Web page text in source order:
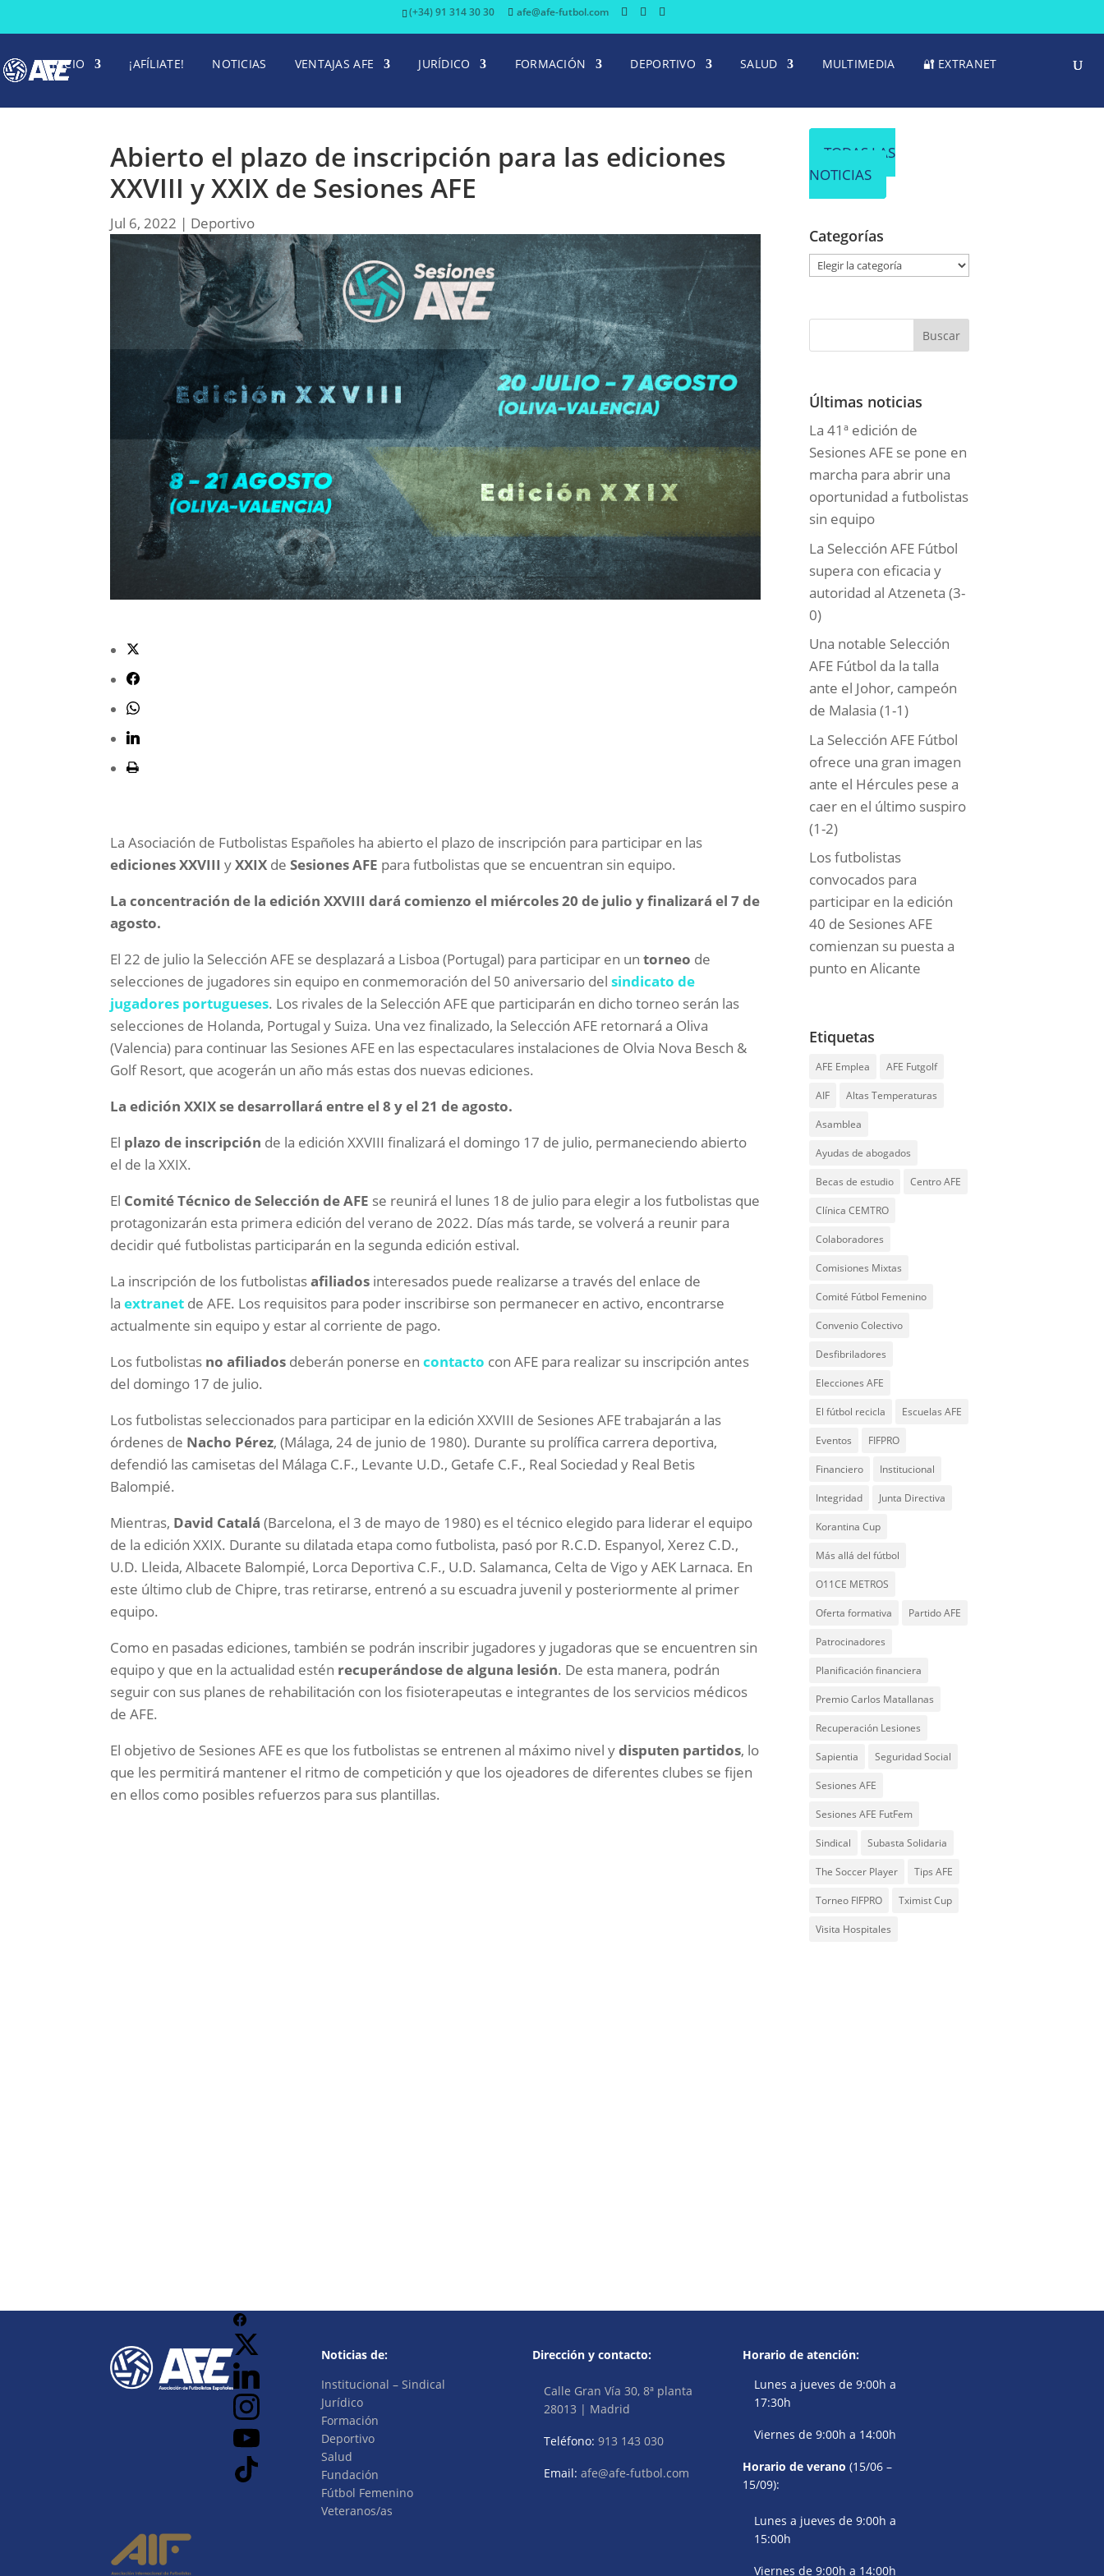
(+34) 91 314 30 30 afe@afe-futbol.com
INICIO ¡AFÍLIATE! NOTICIAS VENTAJAS AFE JURÍDICO FORMACIÓN DEPORTIVO SALUD MULTIMEDIA 🔐 EXTRANET
Abierto el plazo de inscripción para las ediciones
XXVIII y XXIX de Sesiones AFE
Jul 6, 2022 | Deportivo
La Asociación de Futbolistas Españoles ha abierto el plazo de inscripción para participar en las
ediciones XXVIII yXXIX deSesiones AFE para futbolistas que se encuentran sin equipo.
La concentración de la edición XXVIII dará comienzo el miércoles 20 de julio y finalizará el 7 de
agosto.
El 22 de julio la Selección AFE se desplazará a Lisboa (Portugal) para participar en untorneo de
selecciones de jugadores sin equipo en conmemoración del 50 aniversario delsindicato de
jugadores portugueses. Los rivales de la Selección AFE que participarán en dicho torneo serán las
selecciones de Holanda, Portugal y Suiza. Una vez finalizado, la Selección AFE retornará a Oliva
(Valencia) para continuar las Sesiones AFE en las espectaculares instalaciones de Olvia Nova Besch &
Golf Resort, que acogerán un año más estas dos nuevas ediciones.
La edición XXIX se desarrollará entre el 8 y el 21 de agosto.
El plazo de inscripción de la edición XXVIII finalizará el domingo 17 de julio, permaneciendo abierto
el de la XXIX.
El Comité Técnico de Selección de AFE se reunirá el lunes 18 de julio para elegir a los futbolistas que
protagonizarán esta primera edición del verano de 2022. Días más tarde, se volverá a reunir para
decidir qué futbolistas participarán en la segunda edición estival.
La inscripción de los futbolistasafiliados interesados puede realizarse a través del enlace de
laextranet de AFE. Los requisitos para poder inscribirse son permanecer en activo, encontrarse
actualmente sin equipo y estar al corriente de pago.
Los futbolistas no afiliados deberán ponerse encontacto con AFE para realizar su inscripción antes
del domingo 17 de julio.
Los futbolistas seleccionados para participar en la edición XXVIII de Sesiones AFE trabajarán a las
órdenes de Nacho Pérez, (Málaga, 24 de junio de 1980). Durante su prolífica carrera deportiva,
defendió las camisetas del Málaga C.F., Levante U.D., Getafe C.F., Real Sociedad y Real Betis
Balompié.
Mientras, David Catalá(Barcelona, el 3 de mayo de 1980) es el técnico elegido para liderar el equipo
de la edición XXIX. Durante su dilatada etapa como futbolista, pasó por R.C.D. Espanyol, Xerez C.D.,
U.D. Lleida, Albacete Balompié, Lorca Deportiva C.F., U.D. Salamanca, Celta de Vigo y AEK Larnaca. En
este último club de Chipre, tras retirarse, entrenó a su escuadra juvenil y posteriormente al primer
equipo.
Como en pasadas ediciones, también se podrán inscribir jugadores y jugadoras que se encuentren sin
equipo y que en la actualidad estén recuperándose de alguna lesión. De esta manera, podrán
seguir con sus planes de rehabilitación con los fisioterapeutas e integrantes de los servicios médicos
de AFE.
El objetivo de Sesiones AFE es que los futbolistas se entrenen al máximo nivel ydisputen partidos, lo
que les permitirá mantener el ritmo de competición y que los ojeadores de diferentes clubes se fijen
en ellos como posibles refuerzos para sus plantillas.
TODAS LAS
NOTICIAS
Categorías
g
r
a
s
Últimas noticias
La 41ª edición de
Sesiones AFE se pone en
marcha para abrir una
oportunidad a futbolistas
sin equipo
La Selección AFE Fútbol
supera con eficacia y
autoridad al Atzeneta (3-
0)
Una notable Selección
AFE Fútbol da la talla
ante el Johor, campeón
de Malasia (1-1)
La Selección AFE Fútbol
ofrece una gran imagen
ante el Hércules pese a
caer en el último suspiro
(1-2)
Los futbolistas
convocados para
participar en la edición
40 de Sesiones AFE
comienzan su puesta a
punto en Alicante
Etiquetas
AFE Emplea AFE Futgolf
AIF Altas Temperaturas
Asamblea
Ayudas de abogados
Becas de estudio Centro AFE
Clínica CEMTRO
Colaboradores
Comisiones Mixtas
Comité Fútbol Femenino
Convenio Colectivo
Desfibriladores
Elecciones AFE
El fútbol recicla Escuelas AFE
Eventos FIFPRO
Financiero Institucional
Integridad Junta Directiva
Korantina Cup
Más allá del fútbol
O11CE METROS
Oferta formativa Partido AFE
Patrocinadores
Planificación financiera
Premio Carlos Matallanas
Recuperación Lesiones
Sapientia Seguridad Social
Sesiones AFE
Sesiones AFE FutFem
Sindical Subasta Solidaria
The Soccer Player Tips AFE
Torneo FIFPRO Tximist Cup
Visita Hospitales
Noticias de:
Institucional – Sindical
Jurídico
Formación
Deportivo
Salud
Fundación
Fútbol Femenino
Veteranos/as
Dirección y contacto:
Calle Gran Vía 30, 8ª planta
28013 | Madrid
Teléfono: 913 143 030
Email: afe@afe-futbol.com
Horario de atención:
Lunes a jueves de 9:00h a
17:30h
Viernes de 9:00h a 14:00h
Horario de verano (15/06 –
15/09):
Lunes a jueves de 9:00h a
15:00h
Viernes de 9:00h a 14:00h